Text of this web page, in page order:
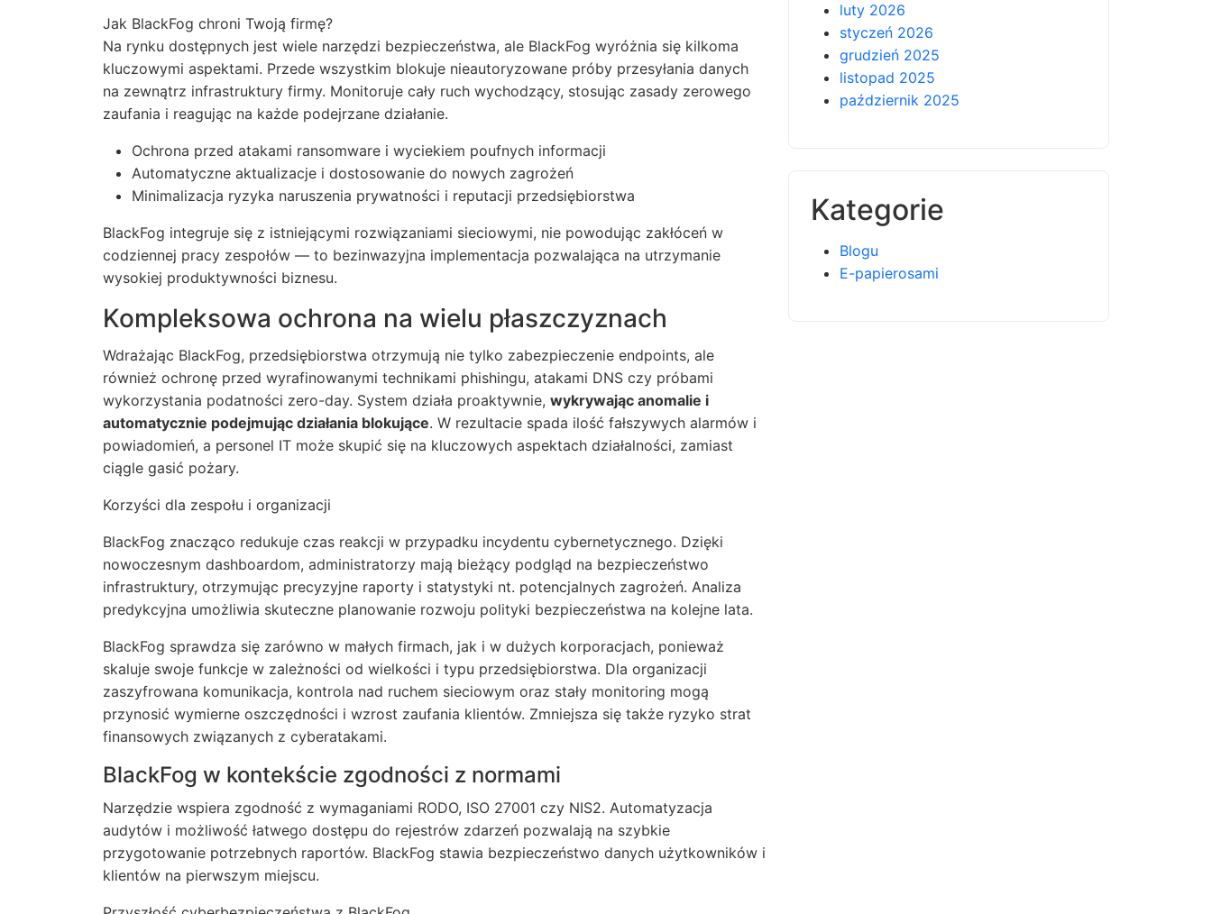
Jak BlackFog chroni Twoją firmę?
Na rynku dostępnych jest wiele narzędzi bezpieczeństwa, ale BlackFog wyróżnia się kilkoma
kluczowymi aspektami. Przede wszystkim blokuje nieautoryzowane próby przesyłania danych
na zewnątrz infrastruktury firmy. Monitoruje cały ruch wychodzący, stosując zasady zerowego
zaufania i reagując na każde podejrzane działanie.
Ochrona przed atakami ransomware i wyciekiem poufnych informacji
Automatyczne aktualizacje i dostosowanie do nowych zagrożeń
Minimalizacja ryzyka naruszenia prywatności i reputacji przedsiębiorstwa
BlackFog integruje się z istniejącymi rozwiązaniami sieciowymi, nie powodując zakłóceń w
codziennej pracy zespołów — to bezinwazyjna implementacja pozwalająca na utrzymanie
wysokiej produktywności biznesu.
Kompleksowa ochrona na wielu płaszczyznach
Wdrażając BlackFog, przedsiębiorstwa otrzymują nie tylko zabezpieczenie endpoints, ale
również ochronę przed wyrafinowanymi technikami phishingu, atakami DNS czy próbami
wykorzystania podatności zero-day. System działa proaktywnie, wykrywając anomalie i
automatycznie podejmując działania blokujące. W rezultacie spada ilość fałszywych alarmów i
powiadomień, a personel IT może skupić się na kluczowych aspektach działalności, zamiast
ciągle gasić pożary.
Korzyści dla zespołu i organizacji
BlackFog znacząco redukuje czas reakcji w przypadku incydentu cybernetycznego. Dzięki
nowoczesnym dashboardom, administratorzy mają bieżący podgląd na bezpieczeństwo
infrastruktury, otrzymując precyzyjne raporty i statystyki nt. potencjalnych zagrożeń. Analiza
predykcyjna umożliwia skuteczne planowanie rozwoju polityki bezpieczeństwa na kolejne lata.
BlackFog sprawdza się zarówno w małych firmach, jak i w dużych korporacjach, ponieważ
skaluje swoje funkcje w zależności od wielkości i typu przedsiębiorstwa. Dla organizacji
zaszyfrowana komunikacja, kontrola nad ruchem sieciowym oraz stały monitoring mogą
przynosić wymierne oszczędności i wzrost zaufania klientów. Zmniejsza się także ryzyko strat
finansowych związanych z cyberatakami.
BlackFog w kontekście zgodności z normami
Narzędzie wspiera zgodność z wymaganiami RODO, ISO 27001 czy NIS2. Automatyzacja
audytów i możliwość łatwego dostępu do rejestrów zdarzeń pozwalają na szybkie
przygotowanie potrzebnych raportów. BlackFog stawia bezpieczeństwo danych użytkowników i
klientów na pierwszym miejscu.
luty 2026
styczeń 2026
grudzień 2025
listopad 2025
październik 2025
Kategorie
Blogu
E-papierosami